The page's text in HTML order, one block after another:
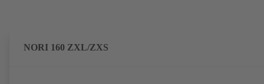
NORI 160 ZXL/ZXS